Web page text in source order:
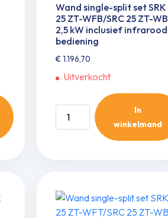
Wand single-split set SRK
25 ZT-WFB/SRC 25 ZT-WB
2,5 kW inclusief infrarood
bediening
€1.196,70
Uitverkocht
Wand
single-
ZT-
WFB/SRC
In
winkelmand